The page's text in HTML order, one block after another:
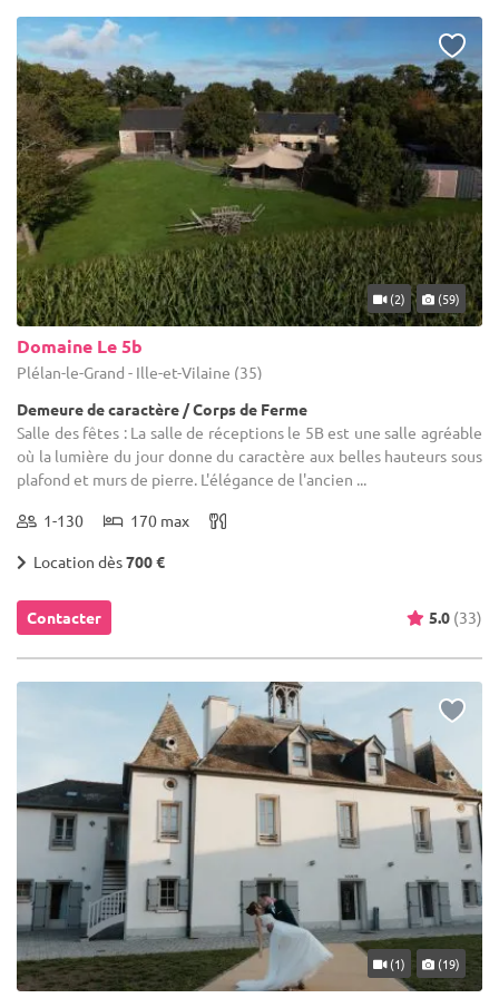
(2) (59)
Domaine Le 5b
Plélan-le-Grand - Ille-et-Vilaine (35)
Demeure de caractère / Corps de Ferme
Salle des fêtes : La salle de réceptions le 5B est une salle agréable
où la lumière du jour donne du caractère aux belles hauteurs sous
plafond et murs de pierre. L'élégance de l'ancien ...
1-130 170 max
Location dès700 €
Contacter 5.0 (33)
(1) (19)